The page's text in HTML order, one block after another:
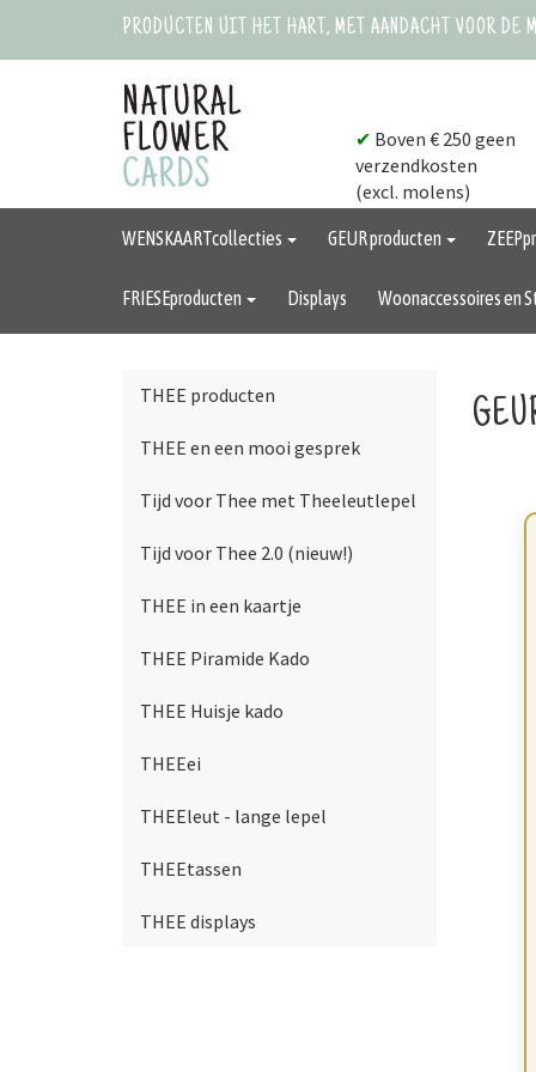
PRODUCTEN UIT HET HART, MET AANDACHT VOOR DE
✔ Boven € 250 geen
verzendkosten
(excl. molens)
WENSKAARTcollecties GEUR producten
FRIESEproducten Displays Woonaccessoires en
THEE producten
THEE en een mooi gesprek
Tijd voor Thee met Theeleutlepel
Tijd voor Thee 2.0 (nieuw!)
THEE in een kaartje
THEE Piramide Kado
THEE Huisje kado
THEEei
THEEleut - lange lepel
THEEtassen
THEE displays